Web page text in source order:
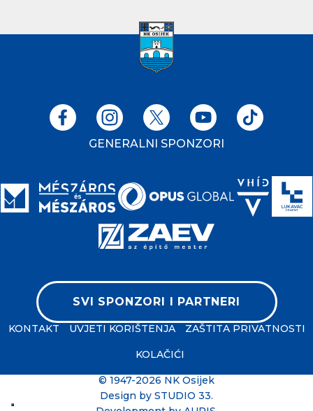
GENERALNI SPONZORI
SVI SPONZORI I PARTNERI
KONTAKT UVJETI KORIŠTENJA ZAŠTITA PRIVATNOSTI
KOLAČIĆI
© 1947-2026 NK Osijek
Design by STUDIO 33.